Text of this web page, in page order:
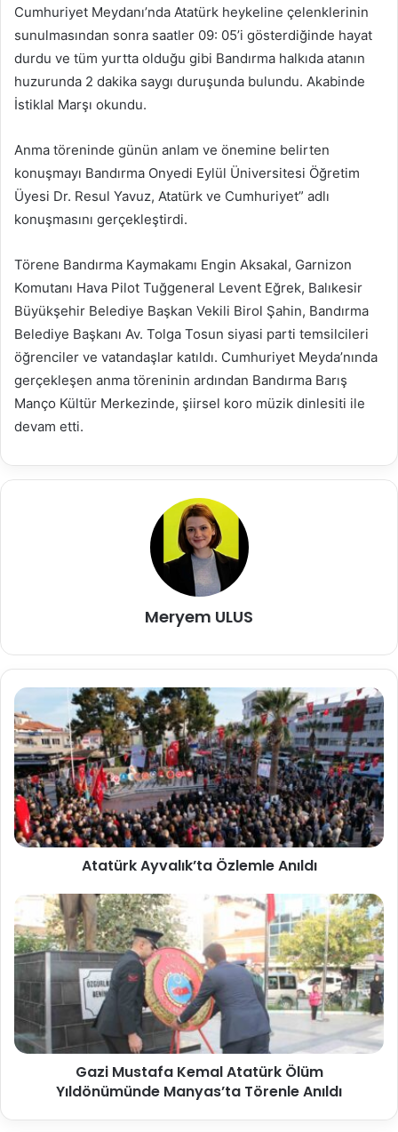
Cumhuriyet Meydanı’nda Atatürk heykeline çelenklerinin
sunulmasından sonra saatler 09: 05’i gösterdiğinde hayat
durdu ve tüm yurtta olduğu gibi Bandırma halkıda atanın
huzurunda 2 dakika saygı duruşunda bulundu. Akabinde
İstiklal Marşı okundu.
Anma töreninde günün anlam ve önemine belirten
konuşmayı Bandırma Onyedi Eylül Üniversitesi Öğretim
Üyesi Dr. Resul Yavuz, Atatürk ve Cumhuriyet” adlı
konuşmasını gerçekleştirdi.
Törene Bandırma Kaymakamı Engin Aksakal, Garnizon
Komutanı Hava Pilot Tuğgeneral Levent Eğrek, Balıkesir
Büyükşehir Belediye Başkan Vekili Birol Şahin, Bandırma
Belediye Başkanı Av. Tolga Tosun siyasi parti temsilcileri
öğrenciler ve vatandaşlar katıldı. Cumhuriyet Meyda’nında
gerçekleşen anma töreninin ardından Bandırma Barış
Manço Kültür Merkezinde, şiirsel koro müzik dinlesiti ile
devam etti.
Meryem ULUS
Atatürk Ayvalık’ta Özlemle Anıldı
Gazi Mustafa Kemal Atatürk Ölüm
Yıldönümünde Manyas’ta Törenle Anıldı